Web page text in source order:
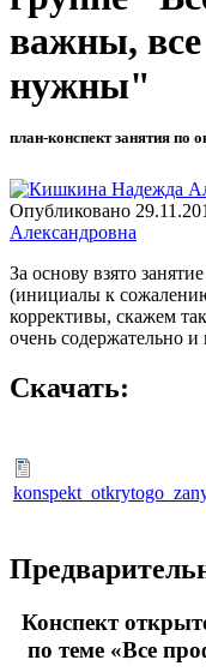
важны,
нужны"
план-конспект занятия
Опубликовано
Александровна
За основу взято
(инициалы к
коррективы, скажем
очень содержательно и
Скачать:
Конспект
по теме «Все